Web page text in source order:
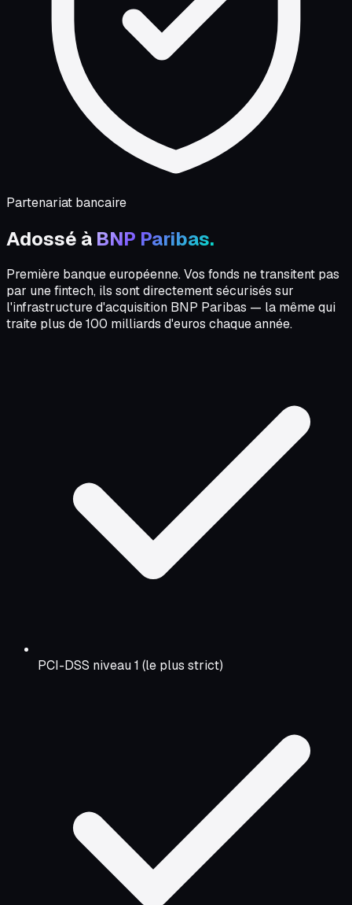
Partenariat bancaire
Adossé à BNP Paribas.
Première banque européenne. Vos fonds ne transitent pas
par une fintech, ils sont directement sécurisés sur
l'infrastructure d'acquisition BNP Paribas — la même qui
traite plus de 100 milliards d'euros chaque année.
PCI-DSS niveau 1 (le plus strict)